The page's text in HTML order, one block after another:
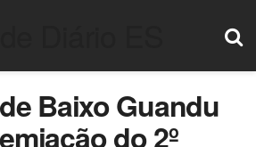
Baixo Guandu
do 2º